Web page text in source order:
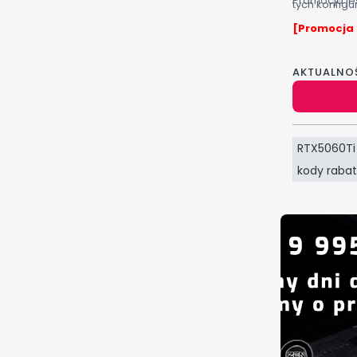
tych
[Promocja
RTX5060Ti
kody